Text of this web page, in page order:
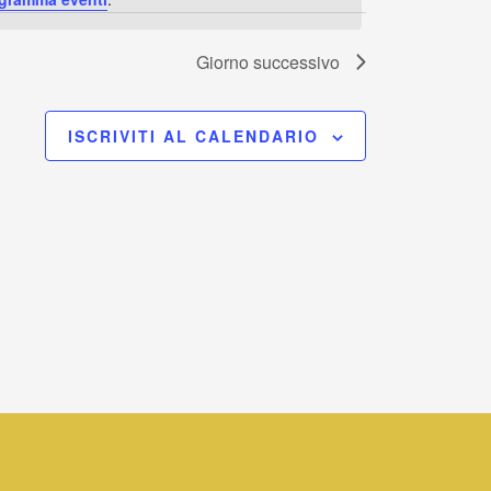
Giorno successivo
ISCRIVITI AL CALENDARIO